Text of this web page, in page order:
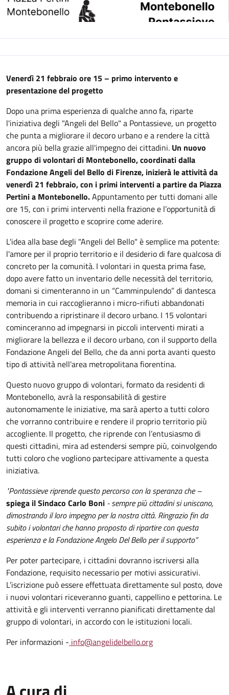
Descrizione
Venerdì 21 febbraio ore 15 – primo intervento e
presentazione del progetto
Dopo una prima esperienza di qualche anno fa, riparte
l'iniziativa degli "Angeli del Bello" a Pontassieve, un progetto
che punta a migliorare il decoro urbano e a rendere la città
ancora più bella grazie all'impegno dei cittadini. Un nuovo
gruppo di volontari di Montebonello, coordinati dalla
Fondazione Angeli del Bello di Firenze, inizierà le attività da
venerdì 21 febbraio, con i primi interventi a partire da Piazza
Pertini a Montebonello.Appuntamento per tutti domani alle
ore 15, con i primi interventi nella frazione e l’opportunità di
conoscere il progetto e scoprire come aderire.
L'idea alla base degli "Angeli del Bello" è semplice ma potente:
l'amore per il proprio territorio e il desiderio di fare qualcosa di
concreto per la comunità. I volontari in questa prima fase,
dopo avere fatto un inventario delle necessità del territorio,
domani si cimenteranno in un “Camminpulendo” di dantesca
memoria in cui raccoglieranno i micro-rifiuti abbandonati
contribuendo a ripristinare il decoro urbano. I 15 volontari
cominceranno ad impegnarsi in piccoli interventi mirati a
migliorare la bellezza e il decoro urbano, con il supporto della
Fondazione Angeli del Bello, che da anni porta avanti questo
tipo di attività nell'area metropolitana fiorentina.
Questo nuovo gruppo di volontari, formato da residenti di
Montebonello, avrà la responsabilità di gestire
autonomamente le iniziative, ma sarà aperto a tutti coloro
che vorranno contribuire e rendere il proprio territorio più
accogliente. Il progetto, che riprende con l’entusiasmo di
questi cittadini, mira ad estendersi sempre più, coinvolgendo
tutti coloro che vogliono partecipare attivamente a questa
iniziativa.
"Pontassieve riprende questo percorso con la speranza che –
spiega il Sindaco Carlo Boni - sempre più cittadini si uniscano,
dimostrando il loro impegno per la nostra città. Ringrazio fin da
subito i volontari che hanno proposto di ripartire con questa
esperienza e la Fondazione Angelo Del Bello per il supporto”
Per poter partecipare, i cittadini dovranno iscriversi alla
Fondazione, requisito necessario per motivi assicurativi.
L’iscrizione può essere effettuata direttamente sul posto, dove
i nuovi volontari riceveranno guanti, cappellino e pettorina. Le
attività e gli interventi verranno pianificati direttamente dal
gruppo di volontari, in accordo con le istituzioni locali.
Per informazioni - info@angelidelbello.org